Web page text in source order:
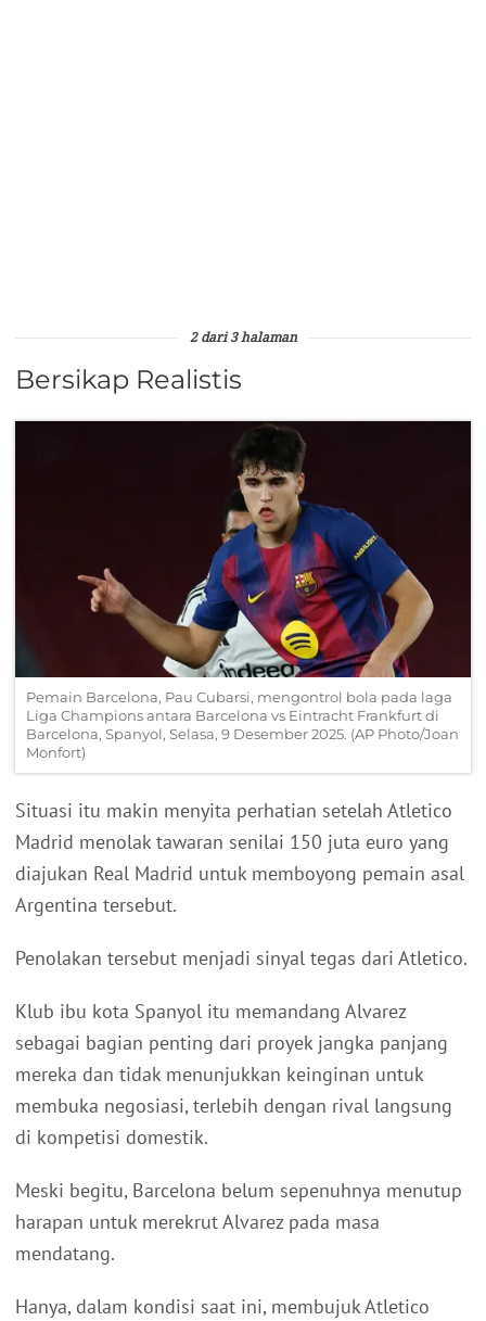
2 dari 3 halaman
Bersikap Realistis
Pemain Barcelona, Pau Cubarsi, mengontrol bola pada laga
Liga Champions antara Barcelona vs Eintracht Frankfurt di
Barcelona, Spanyol, Selasa, 9 Desember 2025. (AP Photo/Joan
Monfort)
Situasi itu makin menyita perhatian setelah Atletico
Madrid menolak tawaran senilai 150 juta euro yang
diajukan Real Madrid untuk memboyong pemain asal
Argentina tersebut.
Penolakan tersebut menjadi sinyal tegas dari Atletico.
Klub ibu kota Spanyol itu memandang Alvarez
sebagai bagian penting dari proyek jangka panjang
mereka dan tidak menunjukkan keinginan untuk
membuka negosiasi, terlebih dengan rival langsung
di kompetisi domestik.
Meski begitu, Barcelona belum sepenuhnya menutup
harapan untuk merekrut Alvarez pada masa
mendatang.
Hanya, dalam kondisi saat ini, membujuk Atletico